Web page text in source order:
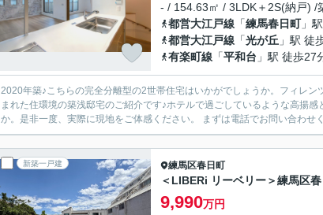
- / 154.63㎡ / 3LDK＋2S(納戸) /
都営大江戸線 「練馬春日町」
都営大江戸線 「光が丘 」駅 徒
有楽町線 「平和台 」駅 徒歩27
2020年築♪こちらの完全分離型の2世帯住宅はいかがでしょうか。フィレ
まれた住環境の築浅邸宅のご紹介です♪ホテルで過ごしているような高揚
新築一戸建 練馬区春日町
＜LIBERi リーベリー＞練馬区
9,990万円